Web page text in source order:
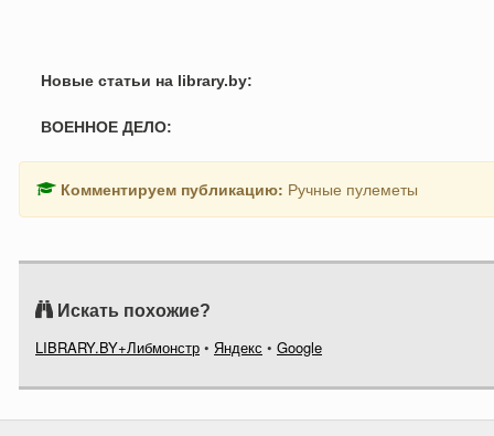
Новые статьи на library.by:
ВОЕННОЕ ДЕЛО:
Комментируем публикацию: Ручные пулеметы
Искать похожие?
LIBRARY.BY+Либмонстр • Яндекс • Google